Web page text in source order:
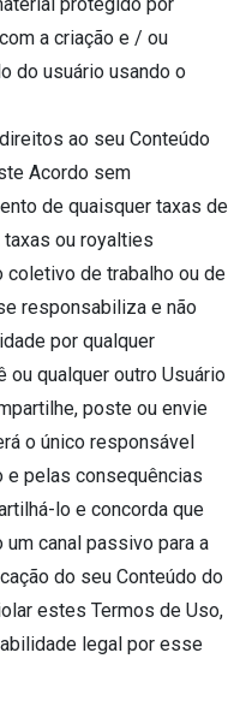
a criação e / ou
do usuário usando o
ao seu Conteúdo
Acordo sem
de quaisquer taxas de
ou royalties
coletivo de trabalho ou de
responsabiliza e não
por qualquer
ou qualquer outro Usuário
poste ou envie
o único responsável
e pelas consequências
lo e concorda que
canal passivo para a
do seu Conteúdo do
estes Termos de Uso,
legal por esse